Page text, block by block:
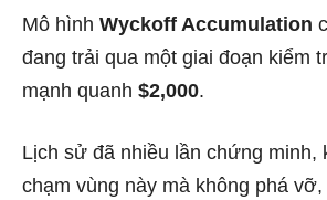
Mô hình Wyckoff Accumulation
đang trải qua một giai đoạn kiểm
mạnh quanh $2,000.
Lịch sử đã nhiều lần chứng minh,
chạm vùng này mà không phá